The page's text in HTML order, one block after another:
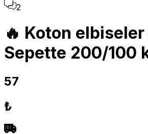
2
🔥 Koton elbiseler
Sepette 200/100
57
₺